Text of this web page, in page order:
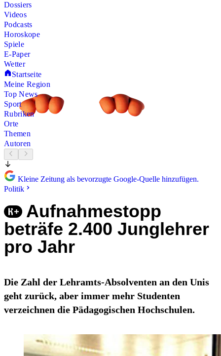
Dossiers
Videos
Podcasts
Horoskope
Spiele
E-Paper
Wetter
Startseite
Meine Region
Top News
Sport
Rubriken
Orte
Themen
Autoren
Kleine Zeitung als bevorzugte Google-Quelle hinzufügen.
Politik
Aufnahmestopp
beträfe 2.400 Junglehrer
pro Jahr
Die Zahl der Lehramts-Absolventen an den Unis
geht zurück, aber immer mehr Studenten
verzeichnen die Pädagogischen Hochschulen.